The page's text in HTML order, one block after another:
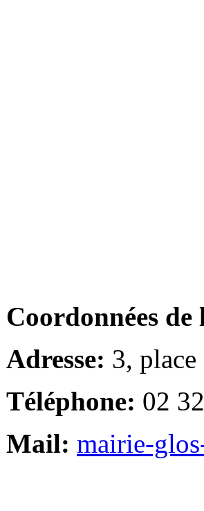
Coordonnées
Adresse: 3,
Téléphone: 02
Mail: mairie-